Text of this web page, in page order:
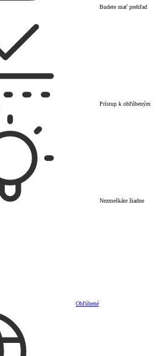
Budete mať prehľad
Prístup k obľúbeným
Nezmeškáte žiadne
Obľúbené